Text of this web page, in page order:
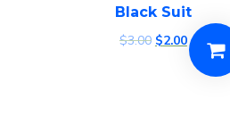
Black Suit
$3.00 $2.00